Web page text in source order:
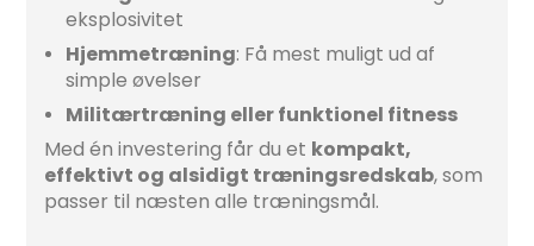
eksplosivitet
Hjemmetræning: Få mest muligt ud af
simple øvelser
Militærtræning eller funktionel fitness
Med én investering får du et kompakt,
effektivt og alsidigt træningsredskab, som
passer til næsten alle træningsmål.